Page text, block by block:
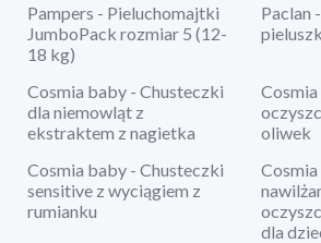
Pampers - Pieluchomajtki
JumboPack rozmiar 5 (12-
18 kg)
Paclan
Cosmia baby - Chusteczki
dla niemowląt z
ekstraktem z nagietka
oliwek
Cosmia baby - Chusteczki
sensitive z wyciągiem z
rumianku
dla